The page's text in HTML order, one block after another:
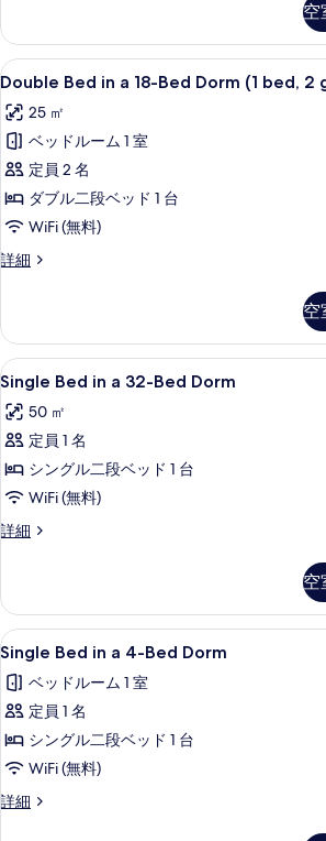
べ
て
の
写
真
を
表
示
す
18-
Bed
Dorm
詳
細
空
Double
Bed
in
a
18-
Bed
Dorm
(1
bed,
の
す
べ
て
の
写
真
示
す
る
Double
9
Double Bed in a 18-Bed Dorm (1 bed, 2
25 ㎡
ベッドルーム 1 室
定員 2 名
ダブル二段ベッド 1 台
WiFi (無料)
詳細
Double
18-
Bed
Dorm
bed,
2
の
詳
空
Single
Bed
in
a
32-
Bed
Dorm
べ
て
の
写
真
を
表
示
防音設備
6
Single Bed in a 32-Bed Dorm
50 ㎡
定員 1 名
シングル二段ベッド 1 台
WiFi (無料)
詳細
Single
32-
Bed
Dorm
詳
細
空
Single
Bed
in
a
4-
Bed
Dorm
防音設備
6
Single Bed in a 4-Bed Dorm
ベッドルーム 1 室
定員 1 名
シングル二段ベッド 1 台
WiFi (無料)
詳細
Single